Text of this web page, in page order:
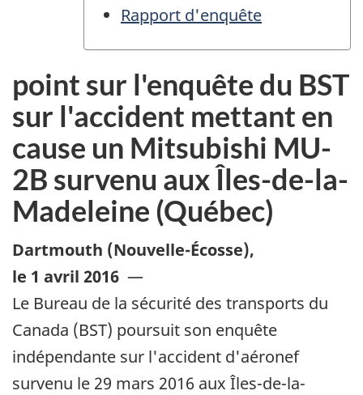
Rapport d'enquête
point sur l'enquête du BST
sur l'accident mettant en
cause un Mitsubishi MU-
2B survenu aux Îles-de-la-
Madeleine (Québec)
Dartmouth (Nouvelle-Écosse),
le 1 avril 2016 —
Le Bureau de la sécurité des transports du
Canada (BST) poursuit son enquête
indépendante sur l'accident d'aéronef
survenu le 29 mars 2016 aux Îles-de-la-